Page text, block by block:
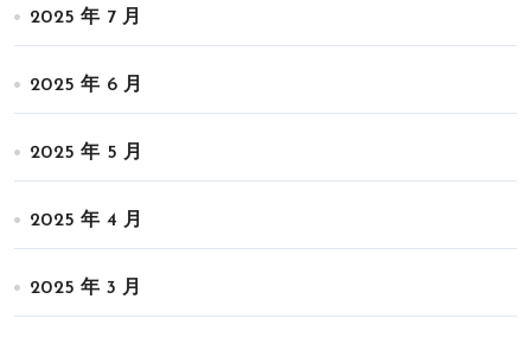
2025 年 7 月
2025 年 6 月
2025 年 5 月
2025 年 4 月
2025 年 3 月